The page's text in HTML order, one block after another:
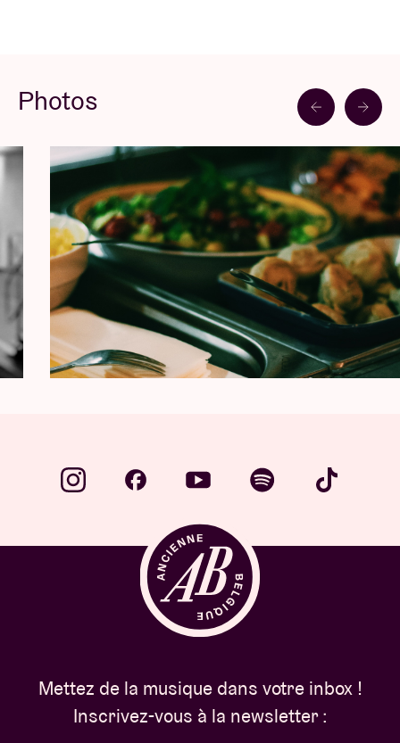
Photos
Mettez de la musique dans votre inbox !
Inscrivez-vous à la newsletter :